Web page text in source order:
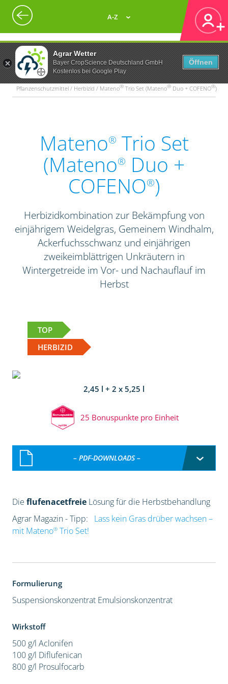
Agrar Wetter
Bayer CropScience Deutschland GmbH
Kostenlos bei Google Play
Öffnen
A-Z
Pflanzenschutzmittel / Herbizid / Mateno® Trio Set (Mateno® Duo + COFENO®)
Mateno® Trio Set
(Mateno® Duo +
COFENO®)
Herbizidkombination zur Bekämpfung von
einjährigem Weidelgras, Gemeinem Windhalm,
Ackerfuchsschwanz und einjährigen
zweikeimblättrigen Unkräutern in
Wintergetreide im Vor- und Nachauflauf im
Herbst
TOP
HERBIZID
2,45 l + 2 x 5,25 l
25 Bonuspunkte pro Einheit
– PDF-DOWNLOADS –
Die flufenacetfreieLösung für die Herbstbehandlung
Agrar Magazin - Tipp:
Lass kein Gras drüber wachsen –
mit Mateno®Trio Set!
Formulierung
Suspensionskonzentrat Emulsionskonzentrat
Wirkstoff
500 g/l Aclonifen
100 g/l Diflufenican
800 g/l Prosulfocarb